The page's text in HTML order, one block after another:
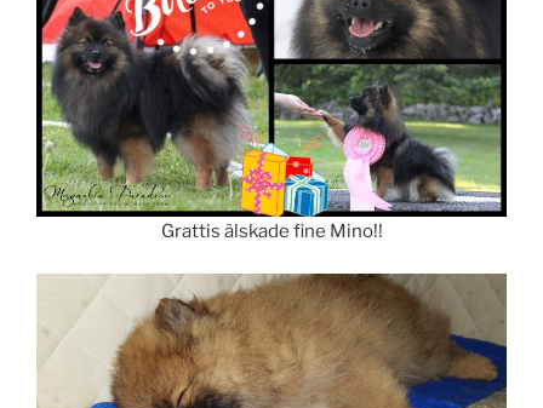
Grattis älskade fine Mino!!